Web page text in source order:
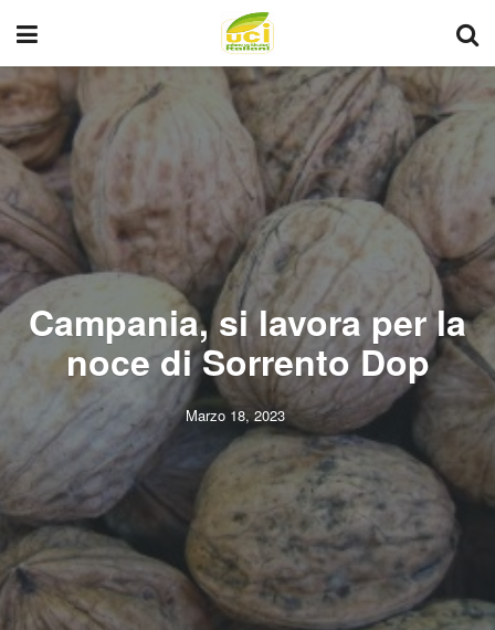
Campania, si lavora per la
noce di Sorrento Dop
Marzo 18, 2023